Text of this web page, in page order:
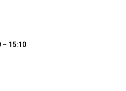
– 15:10